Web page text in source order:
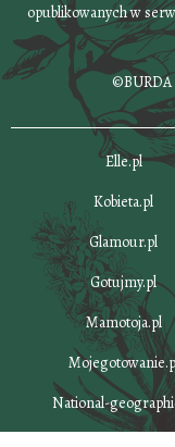
opublikowanych w
©BURDA
Elle.pl
Kobieta.pl
Glamour.pl
Gotujmy.pl
Mamotoja.pl
National-